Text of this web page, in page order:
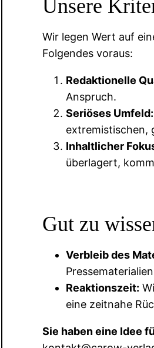
Unsere
Wir legen Wert auf
Folgendes voraus:
Redaktionelle
Anspruch.
Seriöses Umfeld:
extremistischen,
Inhaltlicher
überlagert,
Gut zu
Verbleib des
Reaktionszeit:
eine zeitnahe
Sie haben eine Idee